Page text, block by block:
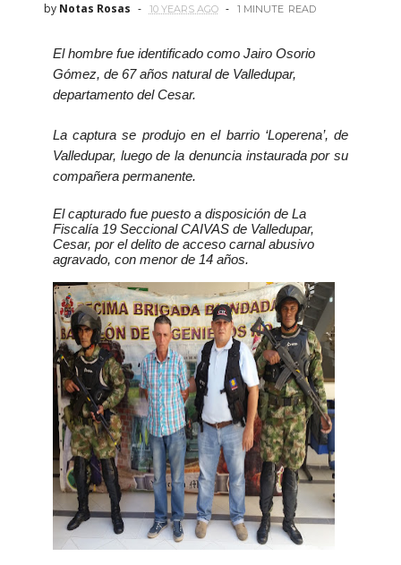
by Notas Rosas 10 YEARS AGO 1 MINUTE READ
El hombre fue identificado como Jairo Osorio
Gómez, de 67 años natural de Valledupar,
departamento del Cesar.
La captura se produjo en el barrio ‘Loperena’, de
Valledupar, luego de la denuncia instaurada por su
compañera permanente.
El capturado fue puesto a disposición de La
Fiscalía 19 Seccional CAIVAS de Valledupar,
Cesar, por el delito de acceso carnal abusivo
agravado, con menor de 14 años.